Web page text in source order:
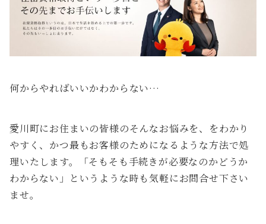
何からやればいいかわからない…
愛川町にお住まいの皆様のそんなお悩みを、をわかり
やすく、かつ最もお客様のためになるような方法で処
理いたします。「そもそも手続きが必要なのかどうか
わからない」というような時も気軽にお問合せ下さい
ませ。